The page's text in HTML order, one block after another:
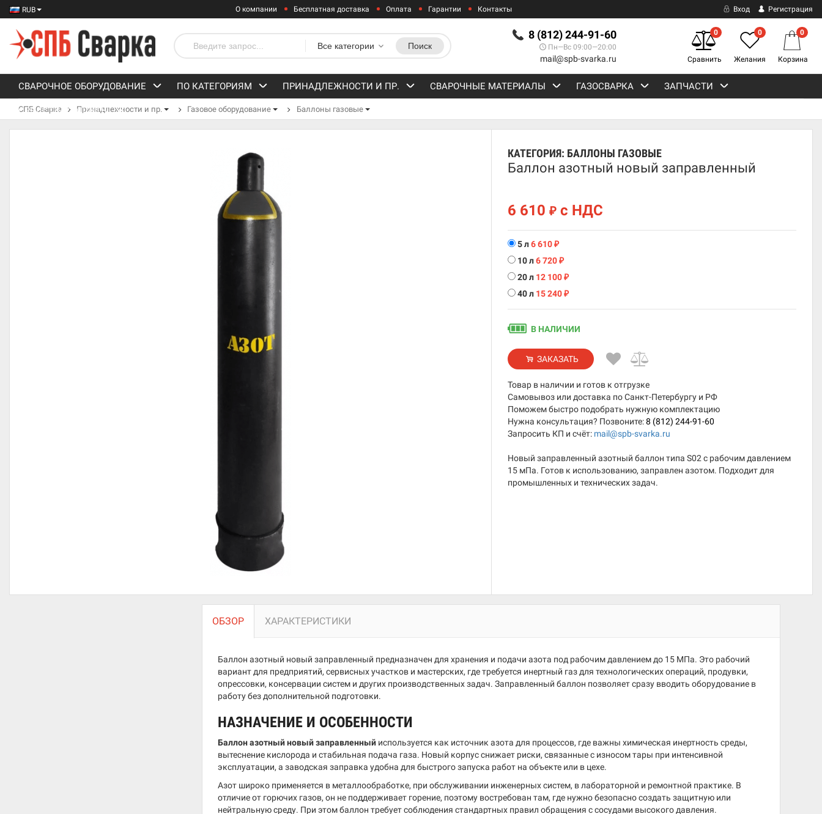
RUB О компании Бесплатная доставка Оплата Гарантии Контакты Вход Регистрация
8 (812) 244-91-60
Пн—Вс 09:00—20:00
mail@spb-svarka.ru
Все категории Поиск
0
Сравнить
0
Желания
0
Корзина
СВАРОЧНОЕ ОБОРУДОВАНИЕ ПО КАТЕГОРИЯМ ПРИНАДЛЕЖНОСТИ И ПР. СВАРОЧНЫЕ МАТЕРИАЛЫ ГАЗОСВАРКА ЗАПЧАСТИ
СРЕДСТВА ЗАЩИТЫ
СПБ Сварка Принадлежности и пр. Газовое оборудование Баллоны газовые
КАТЕГОРИЯ: БАЛЛОНЫ ГАЗОВЫЕ
Баллон азотный новый заправленный
6 610₽ с НДС
5 л6 610₽
10 л6 720₽
20 л 12 100₽
40 л 15 240₽
В НАЛИЧИИ
ЗАКАЗАТЬ
Товар в наличии и готов к отгрузке
Самовывоз или доставка по Санкт-Петербургу и РФ
Поможем быстро подобрать нужную комплектацию
Нужна консультация? Позвоните:8 (812) 244-91-60
Запросить КП и счёт: mail@spb-svarka.ru
Новый заправленный азотный баллон типа S02 с рабочим давлением
15 мПа. Готов к использованию, заправлен азотом. Подходит для
промышленных и технических задач.
ОБЗОР ХАРАКТЕРИСТИКИ
Баллон азотный новый заправленный предназначен для хранения и подачи азота под рабочим давлением до 15 МПа. Это рабочий
вариант для предприятий, сервисных участков и мастерских, где требуется инертный газ для технологических операций, продувки,
опрессовки, консервации систем и других производственных задач. Заправленный баллон позволяет сразу вводить оборудование в
работу без дополнительной подготовки.
НАЗНАЧЕНИЕ И ОСОБЕННОСТИ
Баллон азотный новый заправленный используется как источник азота для процессов, где важны химическая инертность среды,
вытеснение кислорода и стабильная подача газа. Новый корпус снижает риски, связанные с износом тары при интенсивной
эксплуатации, а заводская заправка удобна для быстрого запуска работ на объекте или в цехе.
Азот широко применяется в металлообработке, при обслуживании инженерных систем, в лабораторной и ремонтной практике. В
отличие от горючих газов, он не поддерживает горение, поэтому востребован там, где нужно безопасно создать защитную или
нейтральную среду. При этом баллон требует соблюдения стандартных правил обращения с сосудами высокого давления.